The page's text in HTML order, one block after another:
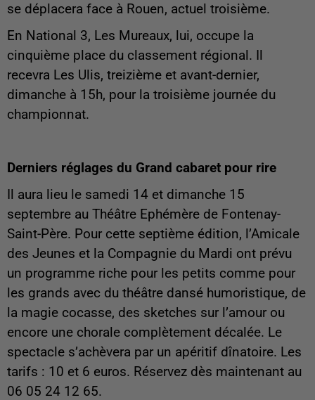
se déplacera face à Rouen, actuel troisième.
En National 3, Les Mureaux, lui, occupe la
cinquième place du classement régional. Il
recevra Les Ulis, treizième et avant-dernier,
dimanche à 15h, pour la troisième journée du
championnat.
Derniers réglages du Grand cabaret pour rire
Il aura lieu le samedi 14 et dimanche 15
septembre au Théâtre Ephémère de Fontenay-
Saint-Père. Pour cette septième édition, l’Amicale
des Jeunes et la Compagnie du Mardi ont prévu
un programme riche pour les petits comme pour
les grands avec du théâtre dansé humoristique, de
la magie cocasse, des sketches sur l’amour ou
encore une chorale complètement décalée. Le
spectacle s’achèvera par un apéritif dînatoire. Les
tarifs : 10 et 6 euros. Réservez dès maintenant au
06 05 24 12 65.